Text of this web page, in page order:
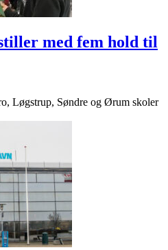
med fem hold til
Løgstrup, Søndre og Ørum skoler